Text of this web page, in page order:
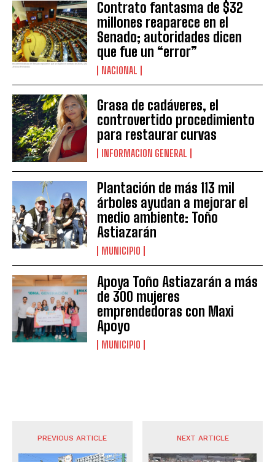
Contrato fantasma de $32
millones reaparece en el
Senado; autoridades dicen
que fue un “error”
NACIONAL
Grasa de cadáveres, el
controvertido procedimiento
para restaurar curvas
INFORMACION GENERAL
Plantación de más 113 mil
árboles ayudan a mejorar el
medio ambiente: Toño
Astiazarán
MUNICIPIO
Apoya Toño Astiazarán a más
de 300 mujeres
emprendedoras con Maxi
Apoyo
MUNICIPIO
PREVIOUS ARTICLE NEXT ARTICLE